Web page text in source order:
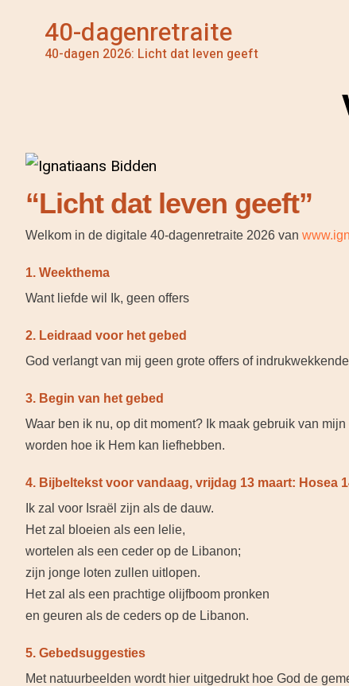
40-dagenretraite
40-dagen 2026: Licht dat leven geeft
“Licht dat leven geeft”
Welkom in de digitale 40-dagenretraite 2026 van
1. Weekthema
Want liefde wil Ik, geen offers
2. Leidraad voor het gebed
God verlangt van mij geen grote offers of
3. Begin van het gebed
Waar ben ik nu, op dit moment? Ik maak gebruik van
worden hoe ik Hem kan liefhebben.
4. Bijbeltekst voor vandaag, vrijdag 13 maart: Hosea
Ik zal voor Israël zijn als de dauw.
Het zal bloeien als een lelie,
wortelen als een ceder op de Libanon;
zijn jonge loten zullen uitlopen.
Het zal als een prachtige olijfboom pronken
en geuren als de ceders op de Libanon.
5. Gebedsuggesties
Met natuurbeelden wordt hier uitgedrukt hoe God de